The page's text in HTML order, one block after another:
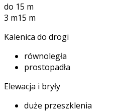
do 15 m
3 m15 m
Kalenica do drogi
równoległa
prostopadła
Elewacja i bryły
duże przeszklenia